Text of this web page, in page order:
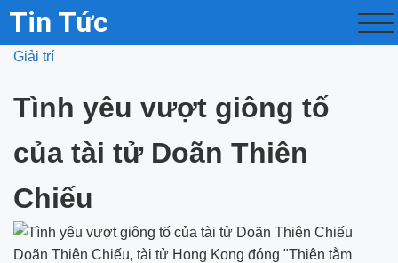
Tin Tức
Giải trí
Tình yêu vượt giông tố
của tài tử Doãn Thiên
Chiếu
Doãn Thiên Chiếu, tài tử Hong Kong đóng "Thiên tằm